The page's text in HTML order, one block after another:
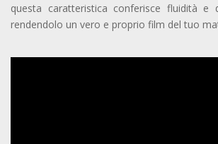
questa caratteristica conferisce fluidità e
rendendolo un vero e proprio film del tuo